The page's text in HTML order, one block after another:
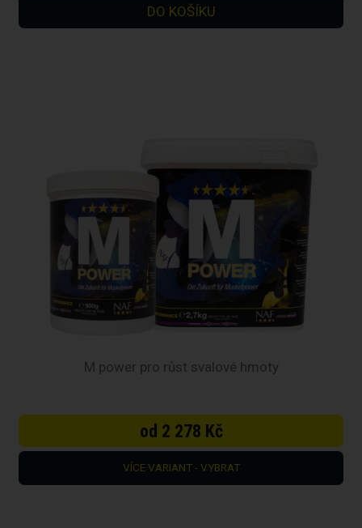
M power pro růst svalové hmoty
od 2 278 Kč
VÍCE VARIANT - VYBRAT